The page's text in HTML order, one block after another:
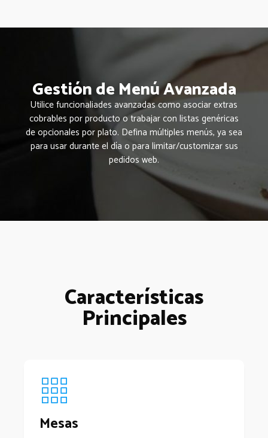
Gestión de Menú Avanzada
Utilice funcionaliades avanzadas como asociar extras
cobrables por producto o trabajar con listas genéricas
de opcionales por plato. Defina múltiples menús, ya sea
para usar durante el día o para limitar/customizar sus
pedidos web.
Características
Principales
Mesas